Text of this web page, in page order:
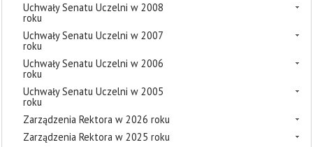
Uchwały Senatu Uczelni w 2008
roku
Uchwały Senatu Uczelni w 2007
roku
Uchwały Senatu Uczelni w 2006
roku
Uchwały Senatu Uczelni w 2005
roku
Zarządzenia Rektora w 2026 roku
Zarządzenia Rektora w 2025 roku